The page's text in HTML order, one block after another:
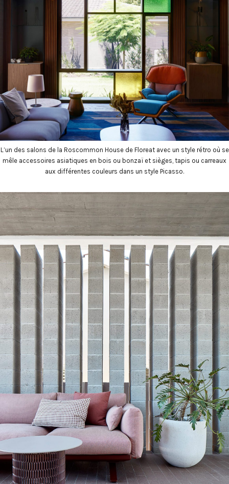
L’un des salons de la Roscommon House de Floreat avec un style rétro où se
mêle accessoires asiatiques en bois ou bonzaï et sièges, tapis ou carreaux
aux différentes couleurs dans un style Picasso.